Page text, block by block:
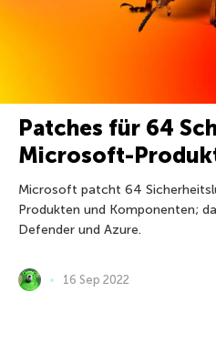
Patches für 64
Microsoft-
Microsoft patcht 64
Produkten und Komponenten;
Defender und Azure.
16 Sep 2022